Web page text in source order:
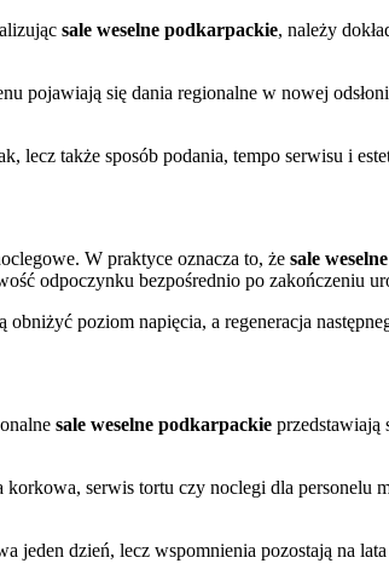
sale weselne podkarpackie, należy
pojawiają się dania regionalne w nowej
lecz także sposób podania, tempo serwisu i
W praktyce oznacza to, że sale
odpoczynku bezpośrednio po zakończeniu
poziom napięcia, a regeneracja
sale weselne podkarpackie przedstawiają
serwis tortu czy noclegi dla personelu
jeden dzień, lecz wspomnienia pozostają na